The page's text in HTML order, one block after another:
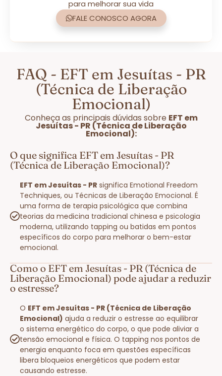
para melhorar sua vida
FALE CONOSCO AGORA
FAQ - EFT em Jesuítas - PR
(Técnica de Liberação
Emocional)
Conheça as principais dúvidas sobre EFT em
Jesuítas - PR (Técnica de Liberação
Emocional):
O que significa EFT em Jesuítas - PR
(Técnica de Liberação Emocional)?
EFT em Jesuítas - PR significa Emotional Freedom
Techniques, ou Técnicas de Liberação Emocional. É
uma forma de terapia psicológica que combina
teorias da medicina tradicional chinesa e psicologia
moderna, utilizando tapping ou batidas em pontos
específicos do corpo para melhorar o bem-estar
emocional.
Como o EFT em Jesuítas - PR (Técnica de
Liberação Emocional) pode ajudar a reduzir
o estresse?
O EFT em Jesuítas - PR (Técnica de Liberação
Emocional) ajuda a reduzir o estresse ao equilibrar
o sistema energético do corpo, o que pode aliviar a
tensão emocional e física. O tapping nos pontos de
energia enquanto foca em questões específicas
libera bloqueios energéticos que podem estar
causando estresse.